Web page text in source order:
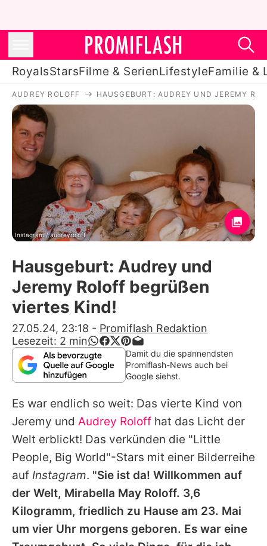
RoyalsStarsFilme & SerienLifestyleFamilie &
Royals
Lifestyle
Familie & Liebe
Promiflash Exklusiv
Alle Themen auf Promiflash
App runterladen
Team
Redaktionelle Richtlinien
Impressum
Datenschutzerklärung
Nutzungsbedingungen
Utiq verwalten
AUDREY ROLOFF HAUSGEBURT: AUDREY UND JEREMY
Instagram / audreyroloff
Hausgeburt: Audrey und
Jeremy Roloff begrüßen
viertes Kind!
27.05.24, 23:18 - Promiflash Redaktion
Lesezeit: 2 min
Damit du die spannendsten
Promiflash-News auch bei
Google siehst.
Es war endlich so weit: Das vierte Kind von
Jeremy und Audrey Roloff hat das Licht der
Welt erblickt! Das verkünden die "Little
People, Big World"-Stars mit einer Bilderreihe
auf Instagram. "Sie ist da! Willkommen auf
der Welt, Mirabella May Roloff. 3,6
Kilogramm, friedlich zu Hause am 23. Mai
um vier Uhr morgens geboren. Es war eine